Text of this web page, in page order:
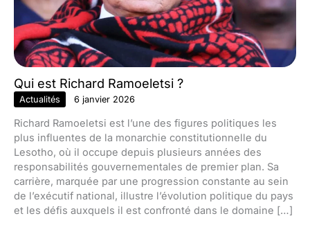
Qui est Richard Ramoeletsi ?
Actualités 6 janvier 2026
Richard Ramoeletsi est l’une des figures politiques les
plus influentes de la monarchie constitutionnelle du
Lesotho, où il occupe depuis plusieurs années des
responsabilités gouvernementales de premier plan. Sa
carrière, marquée par une progression constante au sein
de l’exécutif national, illustre l’évolution politique du pays
et les défis auxquels il est confronté dans le domaine […]